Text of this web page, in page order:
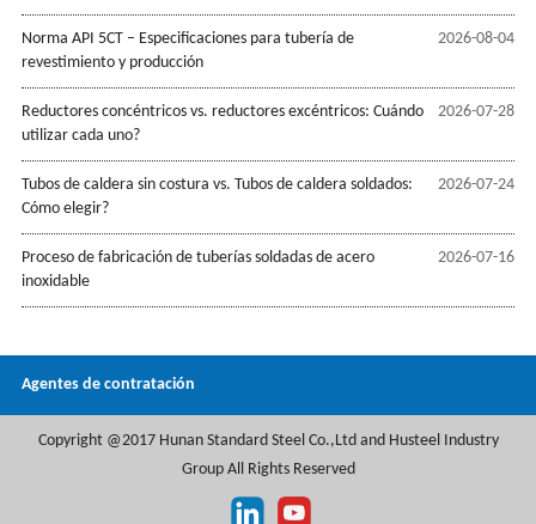
2026-08-04
Norma API 5CT – Especificaciones para tubería de
revestimiento y producción
2026-07-28
Reductores concéntricos vs. reductores excéntricos: Cuándo
utilizar cada uno?
2026-07-24
Tubos de caldera sin costura vs. Tubos de caldera soldados:
Cómo elegir?
2026-07-16
Proceso de fabricación de tuberías soldadas de acero
inoxidable
Agentes de contratación
Copyright @2017 Hunan Standard Steel Co.,Ltd and Husteel Industry
Group All Rights Reserved